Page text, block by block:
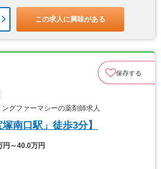
この求人に興味がある
保存する
グファーマシーの薬剤師求人
南口駅」徒歩3分】
円～40.0万円